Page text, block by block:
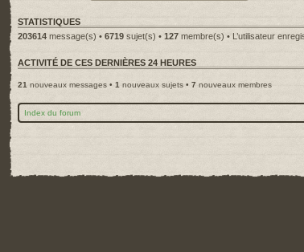
STATISTIQUES
203614 message(s) • 6719 sujet(s) • 127 membre(s) • L’utilisateur
ACTIVITÉ DE CES DERNIÈRES 24 HEURES
21 nouveaux messages • 1 nouveaux sujets • 7 nouveaux membres
Index du forum